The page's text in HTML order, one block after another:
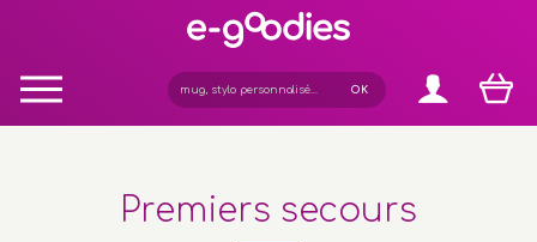
Premiers secours